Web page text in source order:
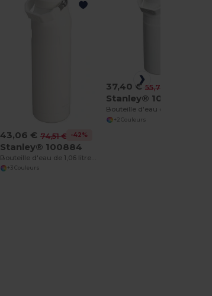
43,06 € 74,51 € -42%
Stanley® 100884
Bouteille d'eau de 1,06 litre avec paille rabattable Stanley IceFlow™ 2.0
+3 Couleurs
37,40 € 55,76 €
Stanley® 100885
+2 Couleurs